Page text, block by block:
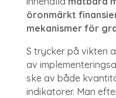
öronmärkt
mekanismer för
S trycker på vikten
av
ske av både
indikatorer. Man